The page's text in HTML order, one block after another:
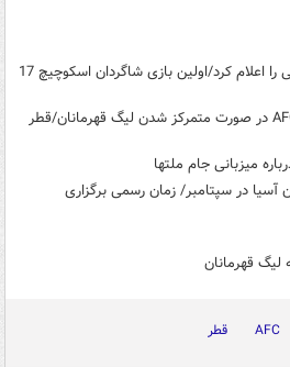
AFC برنامه انتخابی جام جهانی را اعلام کرد/اولین بازی شاگردان اسکوچیچ 17
انتخاب میزبان چالش جدید AFC در صورت متمرکز شدن لیگ قهرمانان/قطر
میزبانی جام ملتها
آسیا در سپتامبر/ زمان رسمی برگزاری
لیگ قهرمانان
AFC قطر